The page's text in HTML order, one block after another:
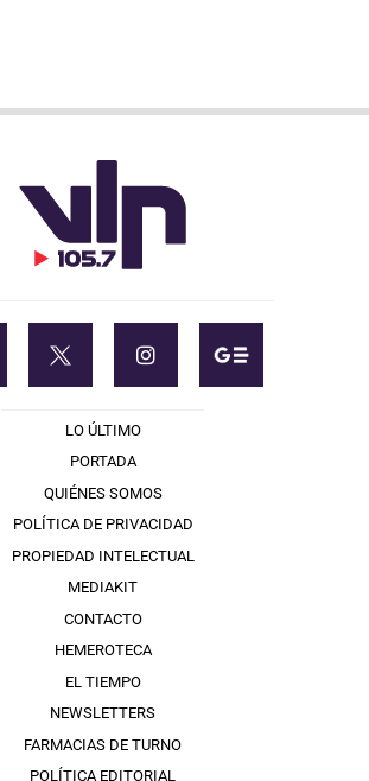
LO ÚLTIMO
PORTADA
QUIÉNES SOMOS
POLÍTICA DE PRIVACIDAD
PROPIEDAD INTELECTUAL
MEDIAKIT
CONTACTO
HEMEROTECA
EL TIEMPO
NEWSLETTERS
FARMACIAS DE TURNO
POLÍTICA EDITORIAL